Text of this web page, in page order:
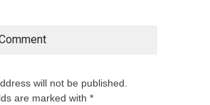
will not be published.
are marked with *